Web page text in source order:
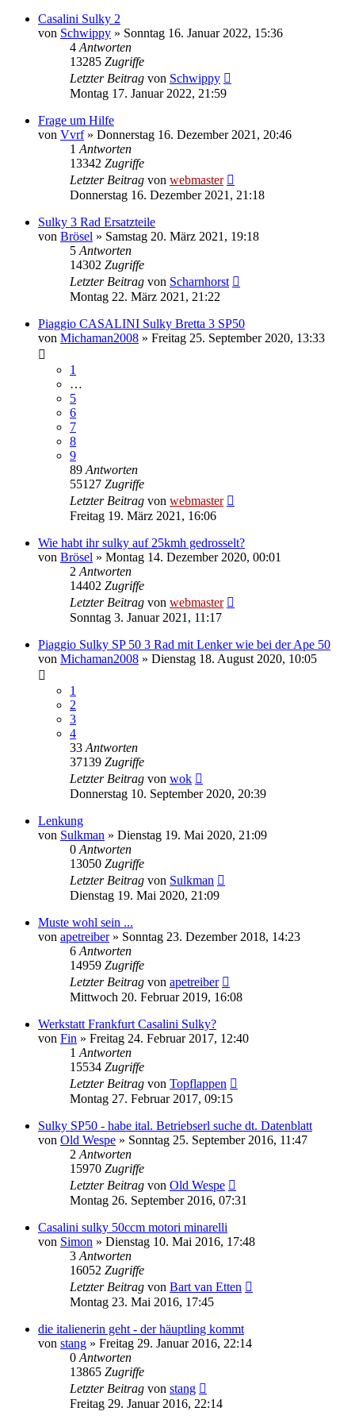
Casalini Sulky 2
von Schwippy » Sonntag 16. Januar 2022, 15:36
4 Antworten
13285 Zugriffe
Letzter Beitrag von Schwippy
Montag 17. Januar 2022, 21:59
Frage um Hilfe
von Vvrf» Donnerstag 16. Dezember 2021, 20:46
1 Antworten
13342 Zugriffe
Letzter Beitrag von webmaster
Donnerstag 16. Dezember 2021, 21:18
Sulky 3 Rad Ersatzteile
von Brösel » Samstag 20. März 2021, 19:18
5 Antworten
14302 Zugriffe
Letzter Beitrag von Scharnhorst
Montag 22. März 2021, 21:22
Piaggio CASALINI Sulky Bretta 3 SP50
von Michaman2008 » Freitag 25. September 2020, 13:33
1
…
5
6
7
8
9
89 Antworten
55127 Zugriffe
Letzter Beitrag von webmaster
Freitag 19. März 2021, 16:06
Wie habt ihr sulky auf 25kmh gedrosselt?
von Brösel » Montag 14. Dezember 2020, 00:01
2 Antworten
14402 Zugriffe
Letzter Beitrag von webmaster
Sonntag 3. Januar 2021, 11:17
Piaggio Sulky SP 50 3 Rad mit Lenker wie bei der Ape 50
von Michaman2008 » Dienstag 18. August 2020, 10:05
1
2
3
4
33 Antworten
37139 Zugriffe
Letzter Beitrag von wok
Donnerstag 10. September 2020, 20:39
Lenkung
von Sulkman » Dienstag 19. Mai 2020, 21:09
0 Antworten
13050 Zugriffe
Letzter Beitrag von Sulkman
Dienstag 19. Mai 2020, 21:09
Muste wohl sein ...
von apetreiber» Sonntag 23. Dezember 2018, 14:23
6 Antworten
14959 Zugriffe
Letzter Beitrag von apetreiber
Mittwoch 20. Februar 2019, 16:08
Werkstatt Frankfurt Casalini Sulky?
von Fin » Freitag 24. Februar 2017, 12:40
1 Antworten
15534 Zugriffe
Letzter Beitrag von Topflappen
Montag 27. Februar 2017, 09:15
Sulky SP50 - habe ital. Betriebserl suche dt. Datenblatt
von Old Wespe » Sonntag 25. September 2016, 11:47
2 Antworten
15970 Zugriffe
Letzter Beitrag von Old Wespe
Montag 26. September 2016, 07:31
Casalini sulky 50ccm motori minarelli
von Simon » Dienstag 10. Mai 2016, 17:48
3 Antworten
16052 Zugriffe
Letzter Beitrag von Bart van Etten
Montag 23. Mai 2016, 17:45
die italienerin geht - der häuptling kommt
von stang » Freitag 29. Januar 2016, 22:14
0 Antworten
13865 Zugriffe
Letzter Beitrag von stang
Freitag 29. Januar 2016, 22:14